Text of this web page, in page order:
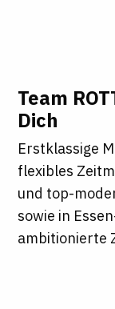
Team
Dich
Erstklassige
flexibles
und top-
sowie in
ambitionierte